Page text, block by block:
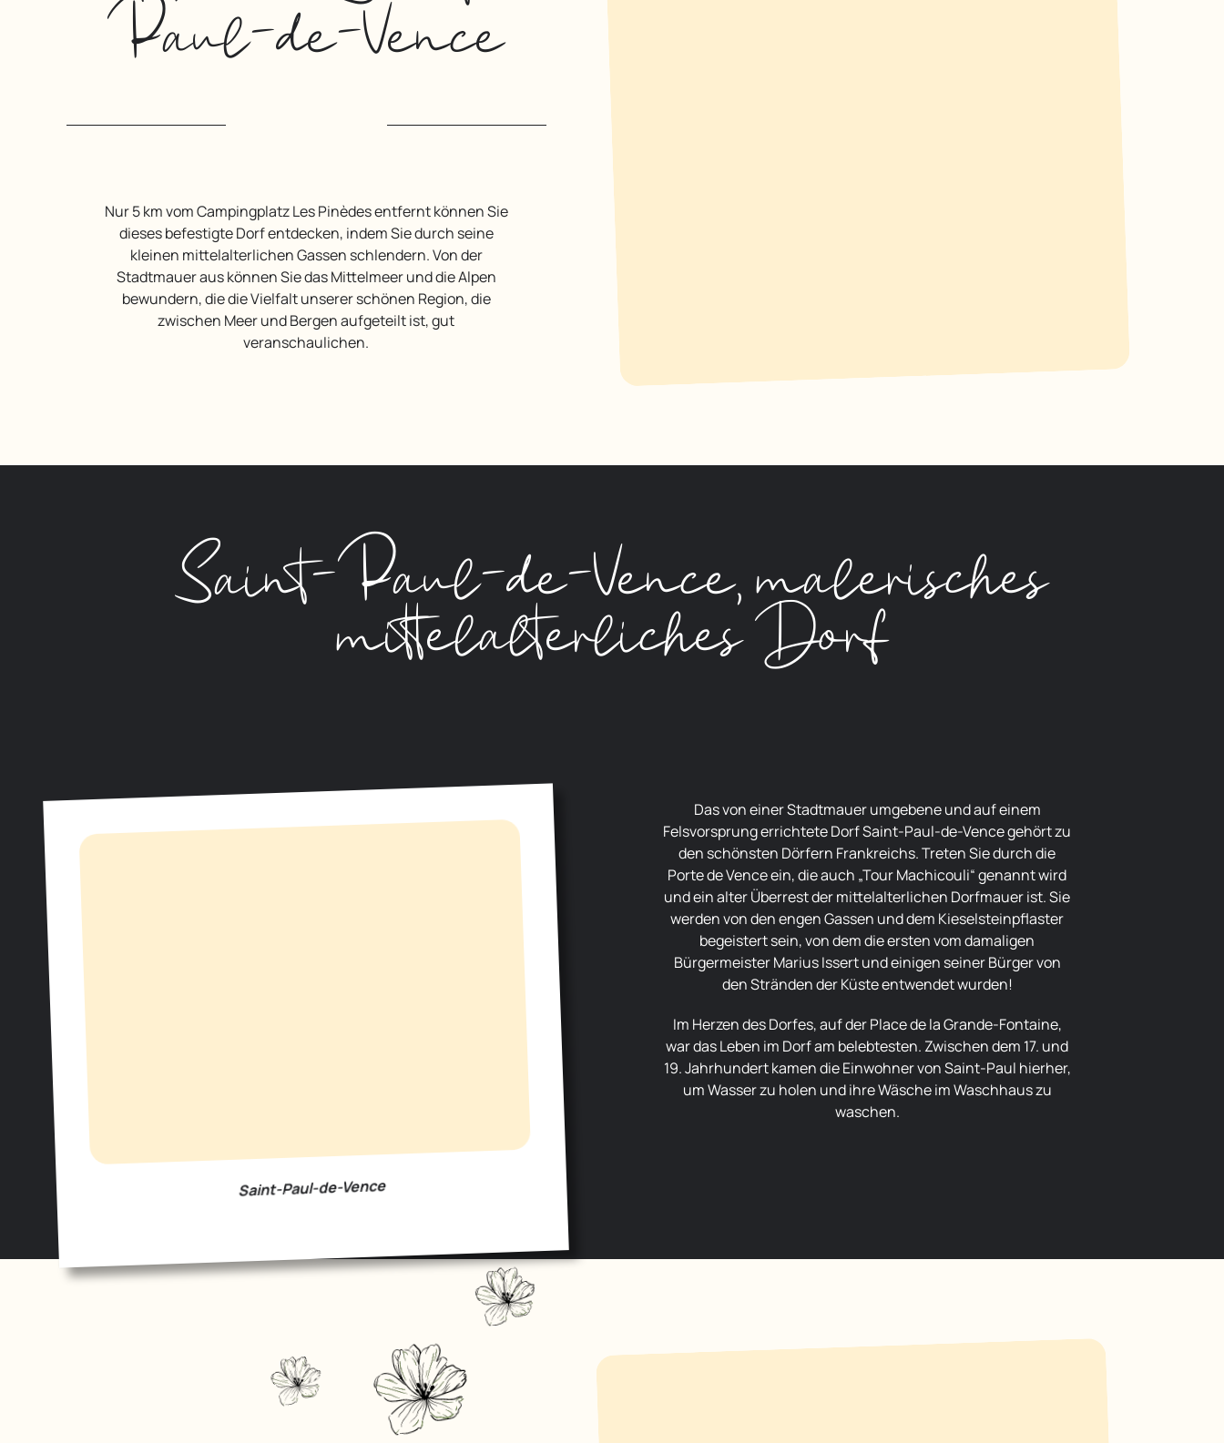
Paul-de-Vence
Nur 5 km vom Campingplatz Les Pinèdes entfernt können Sie
dieses befestigte Dorf entdecken, indem Sie durch seine
kleinen mittelalterlichen Gassen schlendern. Von der
Stadtmauer aus können Sie das Mittelmeer und die Alpen
bewundern, die die Vielfalt unserer schönen Region, die
zwischen Meer und Bergen aufgeteilt ist, gut
veranschaulichen.
Saint-Paul-de-Vence, malerisches
mittelalterliches Dorf
Saint-Paul-de-Vence
Das von einer Stadtmauer umgebene und auf einem
Felsvorsprung errichtete Dorf Saint-Paul-de-Vence gehört zu
den schönsten Dörfern Frankreichs. Treten Sie durch die
Porte de Vence ein, die auch „Tour Machicouli“ genannt wird
und ein alter Überrest der mittelalterlichen Dorfmauer ist. Sie
werden von den engen Gassen und dem Kieselsteinpflaster
begeistert sein, von dem die ersten vom damaligen
Bürgermeister Marius Issert und einigen seiner Bürger von
den Stränden der Küste entwendet wurden!
Im Herzen des Dorfes, auf der Place de la Grande-Fontaine,
war das Leben im Dorf am belebtesten. Zwischen dem 17. und
19. Jahrhundert kamen die Einwohner von Saint-Paul hierher,
um Wasser zu holen und ihre Wäsche im Waschhaus zu
waschen.